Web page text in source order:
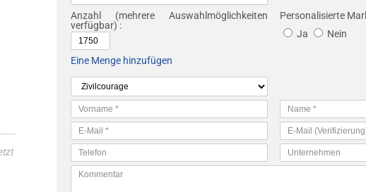
Anzahl
(mehrere Auswahlmöglichkeiten
verfügbar) :
Eine Menge hinzufügen
Personalisierte
Ja
Nein